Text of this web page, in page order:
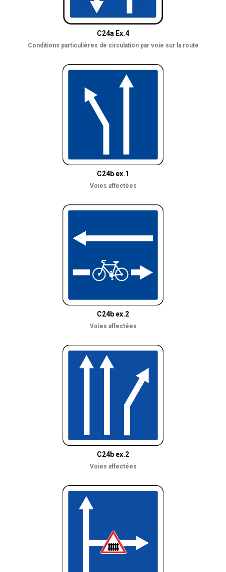
C24a Ex.4
Conditions particulières de circulation par voie sur la route
C24b ex.1
Voies affectées
C24b ex.2
Voies affectées
C24b ex.2
Voies affectées